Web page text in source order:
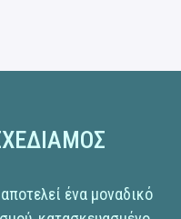
ένα μοναδικό